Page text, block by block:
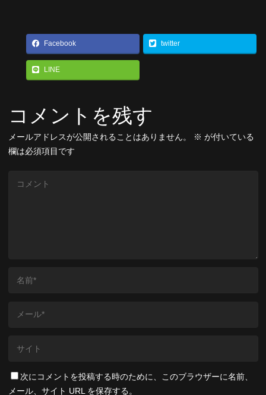
Facebook twitter
LINE
コメントを残す
メールアドレスが公開されることはありません。 ※ が付いている
欄は必須項目です
次にコメントを投稿する時のために、このブラウザーに名前、
メール、サイト URL を保存する。